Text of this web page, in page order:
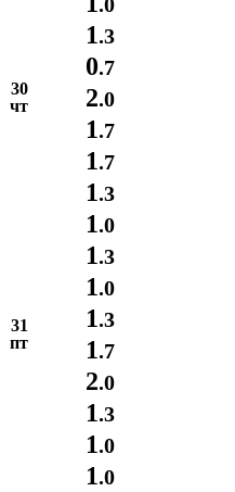
30
чт
1.3
0.7
2.0
1.7
1.7
1.3
31
пт
1.0
1.3
1.0
1.3
1.7
2.0
1.3
1.0
1.0